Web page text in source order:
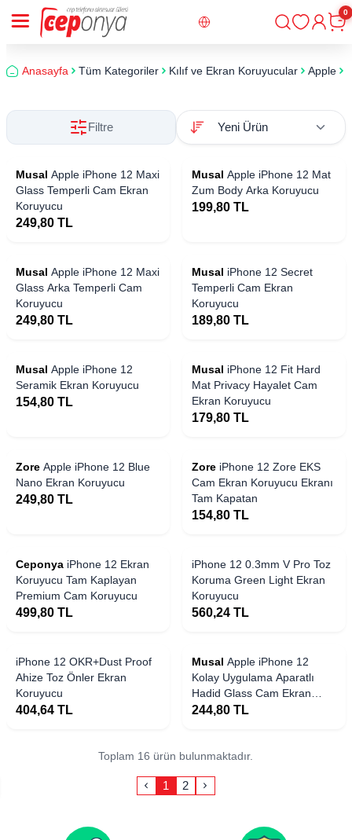
Giriş
0
Anasayfa Tüm Kategoriler Kılıf ve Ekran Koruyucular Apple
Filtre
Musal Apple iPhone 12 Maxi
Glass Temperli Cam Ekran
Koruyucu
249,80 TL
Musal Apple iPhone 12 Mat
Zum Body Arka Koruyucu
199,80 TL
Musal Apple iPhone 12 Maxi
Glass Arka Temperli Cam
Koruyucu
249,80 TL
Musal iPhone 12 Secret
Temperli Cam Ekran
Koruyucu
189,80 TL
Musal Apple iPhone 12
Seramik Ekran Koruyucu
154,80 TL
Musal iPhone 12 Fit Hard
Mat Privacy Hayalet Cam
Ekran Koruyucu
179,80 TL
Zore Apple iPhone 12 Blue
Nano Ekran Koruyucu
249,80 TL
Zore iPhone 12 Zore EKS
Cam Ekran Koruyucu Ekranı
Tam Kapatan
154,80 TL
Ceponya iPhone 12 Ekran
Koruyucu Tam Kaplayan
Premium Cam Koruyucu
499,80 TL
iPhone 12 0.3mm V Pro Toz
Koruma Green Light Ekran
Koruyucu
560,24 TL
iPhone 12 OKR+Dust Proof
Ahize Toz Önler Ekran
Koruyucu
404,64 TL
Musal Apple iPhone 12
Kolay Uygulama Aparatlı
Hadid Glass Cam Ekran
Koruyucu
244,80 TL
Toplam 16 ürün bulunmaktadır.
1 2